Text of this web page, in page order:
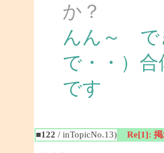
か？
んん～ で
で・・）
です
■122 / inTopicNo.13) Re[1]: